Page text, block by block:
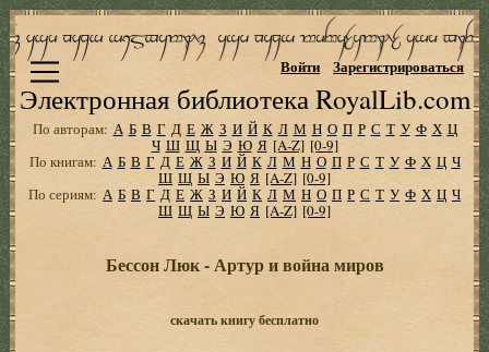
Электронная библиотека RoyalLib.com
Войти Зарегистрироваться
По авторам: А Б В Г Д Е Ж З И Й К Л М Н О П Р С Т У Ф Х Ц
Ч Ш Щ Ы Э Ю Я [A-Z] [0-9]
По книгам: А Б В Г Д Е Ж З И Й К Л М Н О П Р С Т У Ф Х Ц Ч
Ш Щ Ы Э Ю Я [A-Z] [0-9]
По сериям: А Б В Г Д Е Ж З И Й К Л М Н О П Р С Т У Ф Х Ц Ч
Ш Щ Ы Э Ю Я [A-Z] [0-9]
Бессон Люк - Артур и война миров
скачать книгу бесплатно